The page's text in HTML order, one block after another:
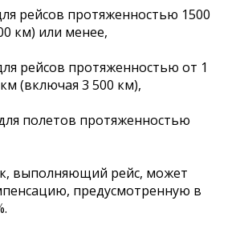
рейсов протяженностью 1500
км) или менее,
рейсов протяженностью от 1
(включая 3 500 км),
полетов протяженностью
выполняющий рейс, может
предусмотренную в